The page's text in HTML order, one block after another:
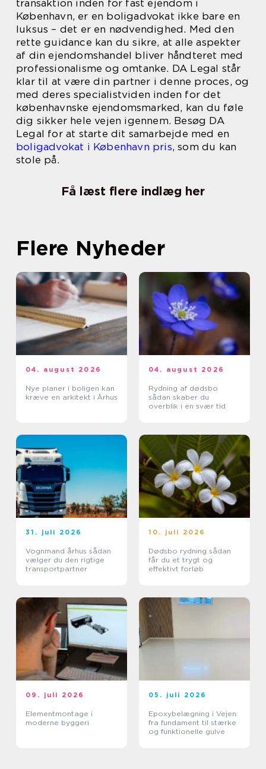
transaktion inden for fast ejendom i
København, er en boligadvokat ikke bare en
luksus – det er en nødvendighed. Med den
rette guidance kan du sikre, at alle aspekter
af din ejendomshandel bliver håndteret med
professionalisme og omtanke. DA Legal står
klar til at være din partner i denne proces, og
med deres specialistviden inden for det
københavnske ejendomsmarked, kan du føle
dig sikker hele vejen igennem. Besøg DA
Legal for at starte dit samarbejde med en
boligadvokat i København pris, som du kan
stole på.
Få læst flere indlæg her
Flere Nyheder
04. august 2026
Nye planer i boligen kan
kræve en arkitekt i Århus
04. august 2026
Rydning af dødsbo
sådan skaber du
overblik i en svær tid
31. juli 2026
Vognmand århus sådan
vælger du den rigtige
transportpartner
10. juli 2026
Dødsbo rydning sådan
får du et trygt og
effektivt forløb
09. juli 2026
Elementmontage i
moderne byggeri
05. juli 2026
Epoxybelægning i Vejen:
fra fundament til stærke
og funktionelle gulve